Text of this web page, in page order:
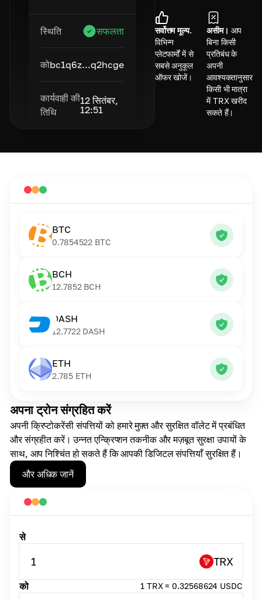
स्थिति सफलता
कोbc1q6z...q2hcge
कार्यवाही की
तिथि
12 सितंबर,
12:51
सर्वोत्तम मूल्य.
विभिन्न
प्लेटफार्मों में से
सबसे अनुकूल
ऑफर खोजें।
असीम। आप
बिना किसी
प्रतिबंध के
अपनी
आवश्यकतानुसार
किसी भी मात्रा
में TRX खरीद
सकते हैं।
अपना ट्रोन संग्रहित करें
अपनी क्रिप्टोकरेंसी संपत्तियों को हमारे मुफ़्त और सुरक्षित वॉलेट में प्रबंधित
और संग्रहीत करें। उन्नत एन्क्रिप्शन तकनीक और मज़बूत सुरक्षा उपायों के
साथ, आप निश्चिंत हो सकते हैं कि आपकी डिजिटल संपत्तियाँ सुरक्षित हैं।
और अधिक जानें
BTC
0.7854522 BTC
BCH
12.7852 BCH
DASH
12.7722 DASH
ETH
2.785 ETH
से
1 TRX
को 1 TRX ≈ 0.32568624 USDC